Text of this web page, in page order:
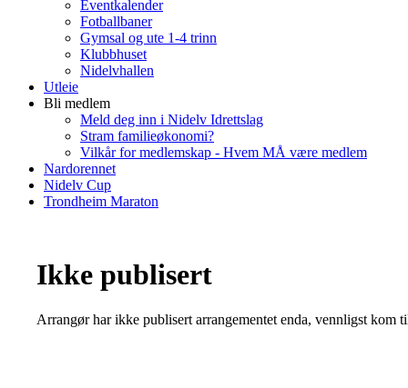
Eventkalender
Fotballbaner
Gymsal og ute 1-4 trinn
Klubbhuset
Nidelvhallen
Utleie
Bli medlem
Meld deg inn i Nidelv Idrettslag
Stram familieøkonomi?
Vilkår for medlemskap - Hvem MÅ være medlem
Nardorennet
Nidelv Cup
Trondheim Maraton
Ikke publisert
Arrangør har ikke publisert arrangementet enda, vennligst kom